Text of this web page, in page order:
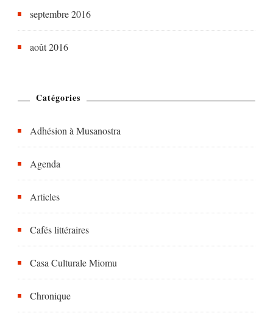
septembre 2016
août 2016
Catégories
Adhésion à Musanostra
Agenda
Articles
Cafés littéraires
Casa Culturale Miomu
Chronique